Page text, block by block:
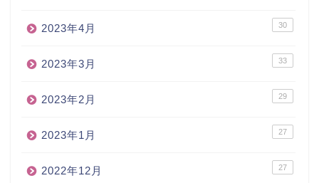
2023年4月 30
2023年3月 33
2023年2月 29
2023年1月 27
2022年12月 27